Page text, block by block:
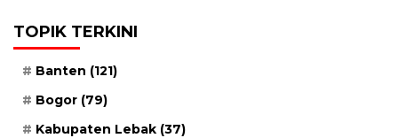
TOPIK TERKINI
Banten (121)
Bogor (79)
Kabupaten Lebak (37)